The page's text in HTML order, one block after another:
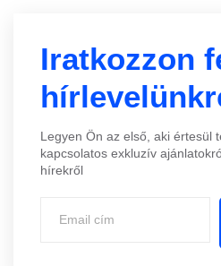
Iratkozzon
Legyen Ön az első, aki értesül
kapcsolatos exkluzív
hírekről